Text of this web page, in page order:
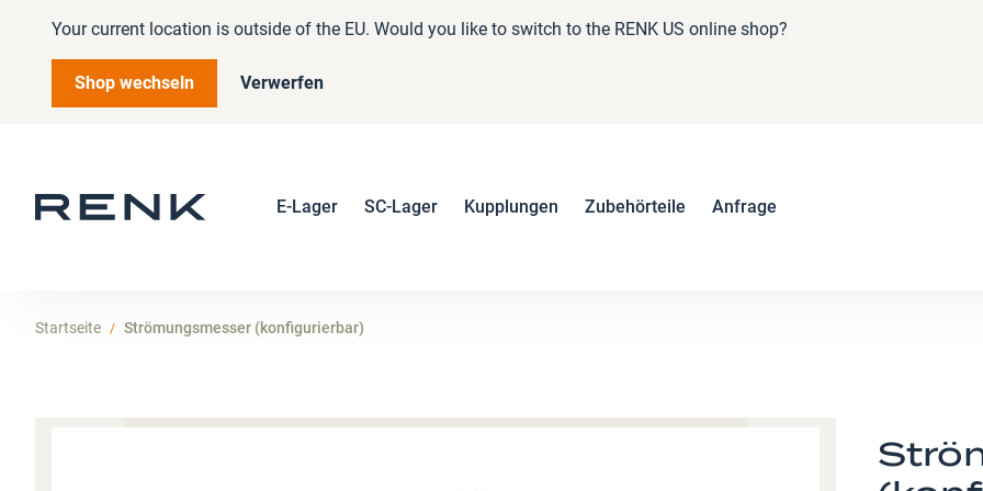
Your current location is outside of the EU. Would you like to switch to the RENK US online shop?
Shop wechseln Verwerfen
E-Lager SC-Lager Kupplungen Zubehörteile Anfrage
Startseite Strömungsmesser (konfigurierbar)